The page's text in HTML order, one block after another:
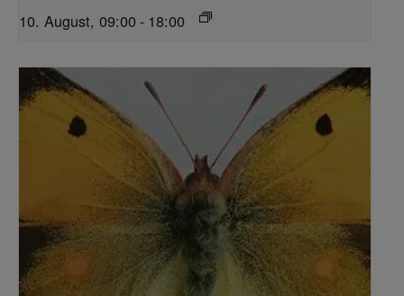
10. August, 09:00 - 18:00